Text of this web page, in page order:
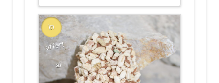
In
offert
a!